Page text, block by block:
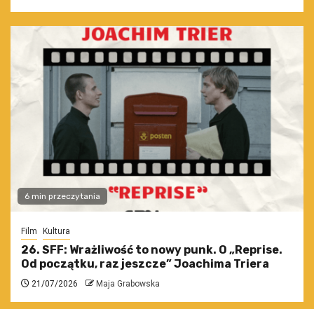
6 min przeczytania
Film Kultura
26. SFF: Wrażliwość to nowy punk. O „Reprise.
Od początku, raz jeszcze” Joachima Triera
21/07/2026 Maja Grabowska